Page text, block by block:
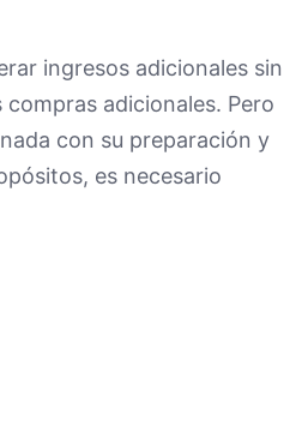
ingresos adicionales sin
adicionales. Pero
con su preparación y
es necesario